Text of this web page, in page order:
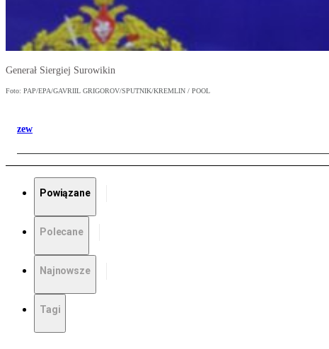
Generał Siergiej Surowikin
Foto: PAP/EPA/GAVRIIL GRIGOROV/SPUTNIK/KREMLIN / POOL
zew
Powiązane
Polecane
Najnowsze
Tagi